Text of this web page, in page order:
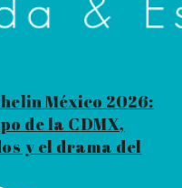
México 2026:
de la CDMX,
y el drama del